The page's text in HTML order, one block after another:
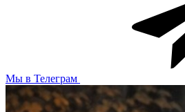
Мы в Телеграм